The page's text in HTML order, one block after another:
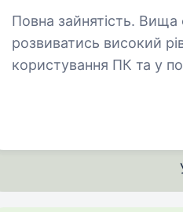
Повна зайнятість. Вища освіта. Вимоги: готовність
розвиватись високий рівень мотивації та стресостійкість навички
користування ПК та у